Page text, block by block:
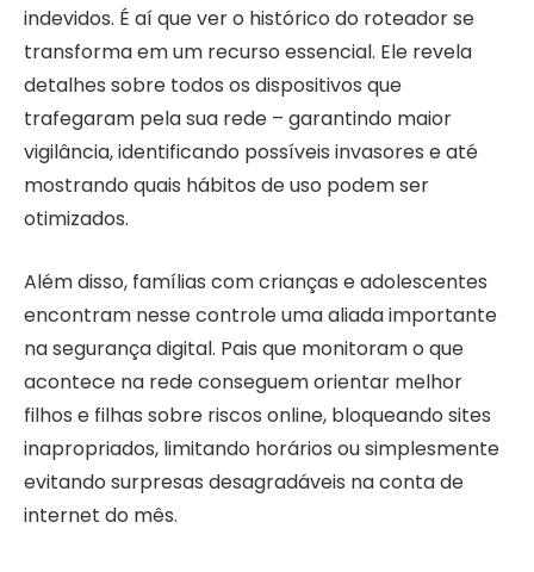
indevidos. É aí que ver o histórico do roteador se
transforma em um recurso essencial. Ele revela
detalhes sobre todos os dispositivos que
trafegaram pela sua rede – garantindo maior
vigilância, identificando possíveis invasores e até
mostrando quais hábitos de uso podem ser
otimizados.
Além disso, famílias com crianças e adolescentes
encontram nesse controle uma aliada importante
na segurança digital. Pais que monitoram o que
acontece na rede conseguem orientar melhor
filhos e filhas sobre riscos online, bloqueando sites
inapropriados, limitando horários ou simplesmente
evitando surpresas desagradáveis na conta de
internet do mês.